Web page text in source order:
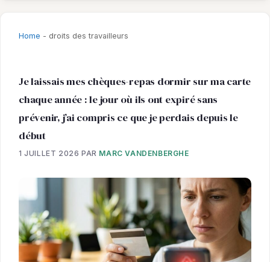
Home - droits des travailleurs
Je laissais mes chèques-repas dormir sur ma carte
chaque année : le jour où ils ont expiré sans
prévenir, j’ai compris ce que je perdais depuis le
début
1 JUILLET 2026 PAR MARC VANDENBERGHE